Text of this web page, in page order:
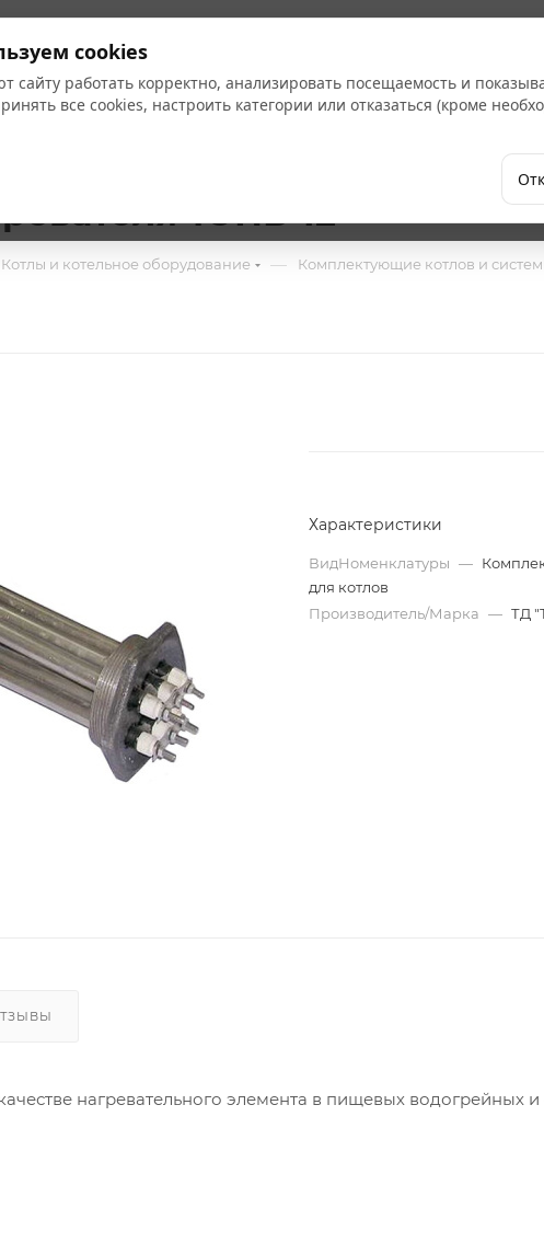
Бренды
ТЭНБ-12
Котлы и котельное оборудование — Комплектующие котлов и
Характеристики
ВидНоменклатуры —
для котлов
Производитель/Марка — ТД
нагревательного элемента в пищевых водогрейных и
cookies
сайту работать корректно, анализировать посещаемость и
все cookies, настроить категории или отказаться (кроме